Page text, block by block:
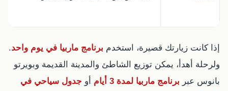
إذا كانت زيارتك قصيرة، استخدم برنامج ماربيا في يوم واحد.
ولرحلة أهدأ، يمكن توزيع الشاطئ والمدينة القديمة وبويرتو
بانوس عبر برنامج ماربيا لمدة 3 أيام أو جدول سياحي في